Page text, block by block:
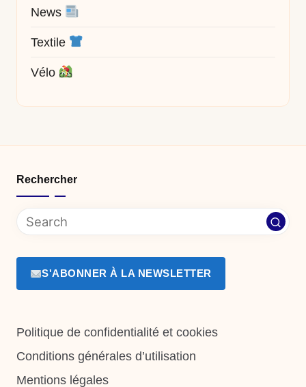
News
Textile
Vélo
Rechercher
S'ABONNER À LA NEWSLETTER
Politique de confidentialité et cookies
Conditions générales d’utilisation
Mentions légales